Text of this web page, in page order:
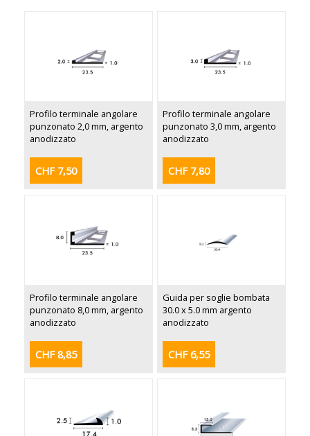
Profilo terminale angolare
punzonato 2,0 mm, argento
anodizzato
CHF 7,50
Profilo terminale angolare
punzonato 3,0 mm, argento
anodizzato
CHF 7,80
Profilo terminale angolare
punzonato 8,0 mm, argento
anodizzato
CHF 8,85
Guida per soglie bombata
30.0 x 5.0 mm argento
anodizzato
CHF 6,55